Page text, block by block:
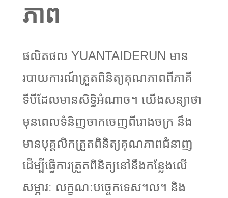
ភាព
ផលិតផល YUANTAIDERUN មាន
របាយការណ៍ត្រួតពិនិត្យគុណភាពពីភាគី
ទីបីដែលមានសិទ្ធិអំណាច។ យើងសន្យាថា
មុនពេលទំនិញចាកចេញពីរោងចក្រ នឹង
មានបុគ្គលិកត្រួតពិនិត្យគុណភាពជំនាញ
ដើម្បីធ្វើការត្រួតពិនិត្យនៅនឹងកន្លែងលើ
សម្ភារៈ លក្ខណៈបច្ចេកទេស។ល។ និង